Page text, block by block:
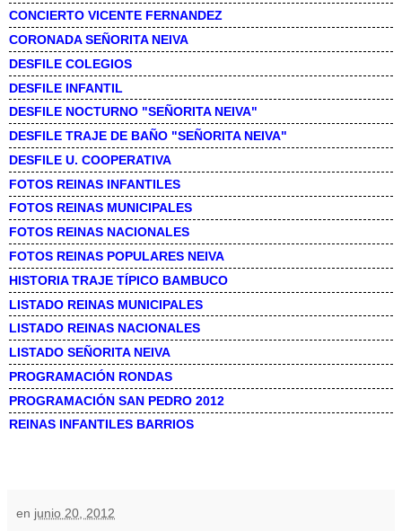
CONCIERTO VICENTE FERNANDEZ
CORONADA SEÑORITA NEIVA
DESFILE COLEGIOS
DESFILE INFANTIL
DESFILE NOCTURNO "SEÑORITA NEIVA"
DESFILE TRAJE DE BAÑO "SEÑORITA NEIVA"
DESFILE U. COOPERATIVA
FOTOS REINAS INFANTILES
FOTOS REINAS MUNICIPALES
FOTOS REINAS NACIONALES
FOTOS REINAS POPULARES NEIVA
HISTORIA TRAJE TÍPICO BAMBUCO
LISTADO REINAS MUNICIPALES
LISTADO REINAS NACIONALES
LISTADO SEÑORITA NEIVA
PROGRAMACIÓN RONDAS
PROGRAMACIÓN SAN PEDRO 2012
REINAS INFANTILES BARRIOS
en junio 20, 2012